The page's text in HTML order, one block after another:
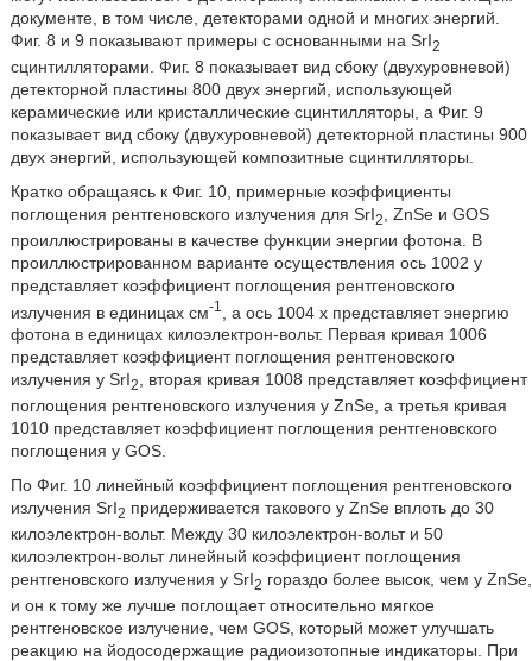
документе, в том числе, детекторами одной и многих энергий.
Фиг. 8 и 9 показывают примеры с основанными на SrI2
сцинтилляторами. Фиг. 8 показывает вид сбоку (двухуровневой)
детекторной пластины 800 двух энергий, использующей
керамические или кристаллические сцинтилляторы, а Фиг. 9
показывает вид сбоку (двухуровневой) детекторной пластины 900
двух энергий, использующей композитные сцинтилляторы.
Кратко обращаясь к Фиг. 10, примерные коэффициенты
поглощения рентгеновского излучения для SrI2
, ZnSe и GOS
проиллюстрированы в качестве функции энергии фотона. В
проиллюстрированном варианте осуществления ось 1002 y
представляет коэффициент поглощения рентгеновского
излучения в единицах см-1
, а ось 1004 x представляет энергию
фотона в единицах килоэлектрон-вольт. Первая кривая 1006
представляет коэффициент поглощения рентгеновского
излучения у SrI2, вторая кривая 1008 представляет коэффициент
поглощения рентгеновского излучения у ZnSe, а третья кривая
1010 представляет коэффициент поглощения рентгеновского
поглощения у GOS.
По Фиг. 10 линейный коэффициент поглощения рентгеновского
излучения SrI2 придерживается такового у ZnSe вплоть до 30
килоэлектрон-вольт. Между 30 килоэлектрон-вольт и 50
килоэлектрон-вольт линейный коэффициент поглощения
рентгеновского излучения у SrI2 гораздо более высок, чем у ZnSe,
и он к тому же лучше поглощает относительно мягкое
рентгеновское излучение, чем GOS, который может улучшать
реакцию на йодосодержащие радиоизотопные индикаторы. При